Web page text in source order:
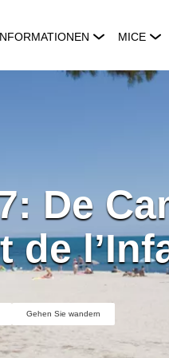
MICE
De
de
Gehen Sie wandern